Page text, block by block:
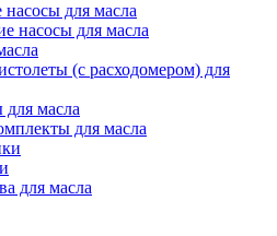
для масла
насосы для масла
(с расходомером) для
масла
для масла
для масла